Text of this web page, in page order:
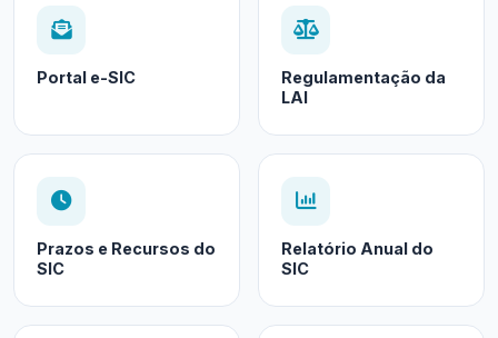
Portal e-SIC
Regulamentação da
LAI
Prazos e Recursos do
SIC
Relatório Anual do
SIC